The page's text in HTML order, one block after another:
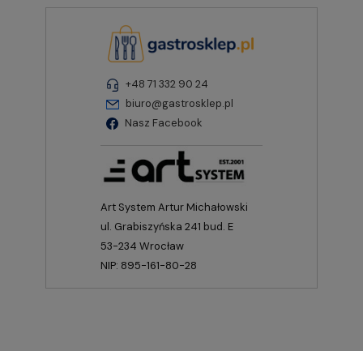
+48 71 332 90 24
biuro@gastrosklep.pl
Nasz Facebook
Art System Artur Michałowski
ul. Grabiszyńska 241 bud. E
53-234 Wrocław
NIP: 895-161-80-28